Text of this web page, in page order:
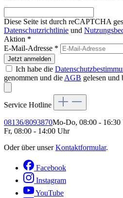
Diese Seite ist durch reCAPTCHA
Datenschutzrichtlinie und
Aktion *
E-Mail-Adresse *
Jetzt anmelden
Ich habe die
genommen und die AGB gelesen und
Service Hotline
08136/8093870Mo-Do, 08:00 - 16:30
Fr, 08:00 - 14:00 Uhr
Oder über unserKontaktformular.
Facebook
Instagram
YouTube